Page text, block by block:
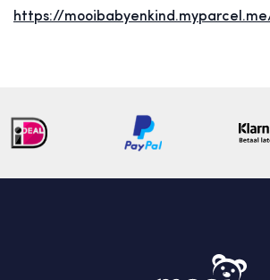
https://